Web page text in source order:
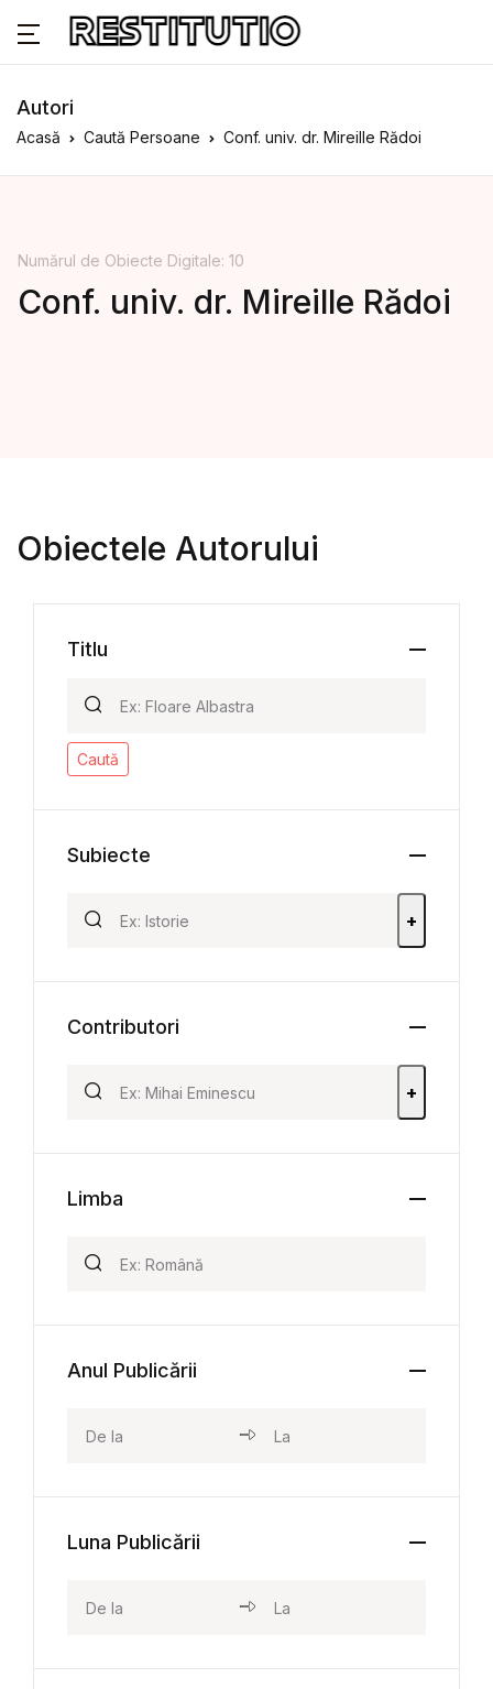
Autori
Acasă Caută Persoane Conf. univ. dr. Mireille Rădoi
Numărul de Obiecte Digitale: 10
Conf. univ. dr. Mireille Rădoi
Obiectele Autorului
Titlu
Caută
Subiecte
+
Contributori
+
Limba
Anul Publicării
Luna Publicării